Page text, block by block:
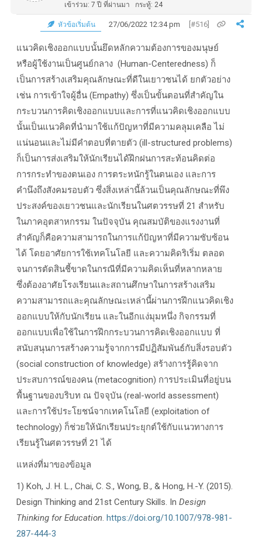
เข้าร่วม: 7 ปี ที่ผ่านมา
กระทู้: 24
หัวข้อเริ่มต้น 27/06/2022 12:34 pm [#516]
แนวคิดเชิงออกแบบนั้นยึดหลักความต้องการของมนุษย์
หรือผู้ใช้งานเป็นศูนย์กลาง (Human-Centeredness) ก็
เป็นการสร้างเสริมคุณลักษณะที่ดีในเยาวชนได้ ยกตัวอย่าง
เช่น การเข้าใจผู้อื่น (Empathy) ซึ่งเป็นขั้นตอนที่สำคัญใน
กระบวนการคิดเชิงออกแบบและการที่แนวคิดเชิงออกแบบ
นั้นเป็นแนวคิดที่นำมาใช้แก้ปัญหาที่มีความคลุมเคลือ ไม่
แน่นอนและไม่มีคำตอบที่ตายตัว (ill-structured problems)
ก็เป็นการส่งเสริมให้นักเรียนได้ฝึกฝนการสะท้อนคิดต่อ
การกระทำของตนเอง การตระหนักรู้ในตนเอง และการ
คำนึงถึงสังคมรอบตัว ซึ่งสิ่งเหล่านี้ล้วนเป็นคุณลักษณะที่พึง
ประสงค์ของเยาวชนและนักเรียนในศตวรรษที่ 21 สำหรับ
ในภาคอุตสาหกรรม ในปัจจุบัน คุณสมบัติของแรงงานที่
สำคัญก็คือความสามารถในการแก้ปัญหาที่มีความซับซ้อน
ได้ โดยอาศัยการใช้เทคโนโลยี และความคิดริเริ่ม ตลอด
จนการตัดสินชี้ขาดในกรณีที่มีความคิดเห็นที่หลากหลาย
ซึ่งต้องอาศัยโรงเรียนและสถานศึกษาในการสร้างเสริม
ความสามารถและคุณลักษณะเหล่านี้ผ่านการฝึกแนวคิดเชิง
ออกแบบให้กับนักเรียน และในอีกแง่มุมหนึ่ง กิจกรรมที่
ออกแบบเพื่อใช้ในการฝึกกระบวนการคิดเชิงออกแบบ ที่
สนับสนุนการสร้างความรู้จากการมีปฏิสัมพันธ์กับสิ่งรอบตัว
(social construction of knowledge) สร้างการรู้คิดจาก
ประสบการณ์ของคน (metacognition) การประเมินที่อยู่บน
พื้นฐานของบริบท ณ ปัจจุบัน (real-world assessment)
และการใช้ประโยชน์จากเทคโนโลยี (exploitation of
technology) ก็ช่วยให้นักเรียนประยุกต์ใช้กับแนวทางการ
เรียนรู้ในศตวรรษที่ 21 ได้
แหล่งที่มาของข้อมูล
1) Koh, J. H. L., Chai, C. S., Wong, B., & Hong, H.-Y. (2015).
Design Thinking and 21st Century Skills. In Design
Thinking for Education. https://doi.org/10.1007/978-981-
287-444-3